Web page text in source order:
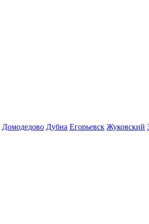
Домодедово Дубна Егорьевск Жуковский